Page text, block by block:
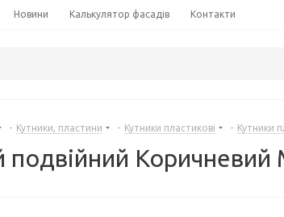
Новини Калькулятор фасадів Контакти
- Кутники, пластини - Кутники пластикові - Кутники
подвійний Коричневий